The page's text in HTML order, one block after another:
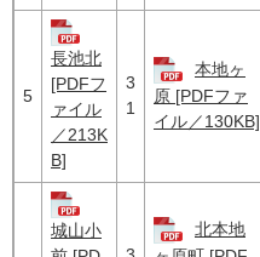
5
長池北
[PDFフ
ァイル
／213K
B]
3
1
本地ヶ
原 [PDFファ
イル／130KB]
城山小
北本地